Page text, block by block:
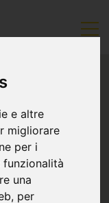
e altre
migliorare
per i
una
, per